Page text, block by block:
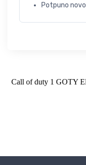
Potpuno novo